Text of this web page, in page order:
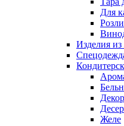
Для
Изделия из
Желe